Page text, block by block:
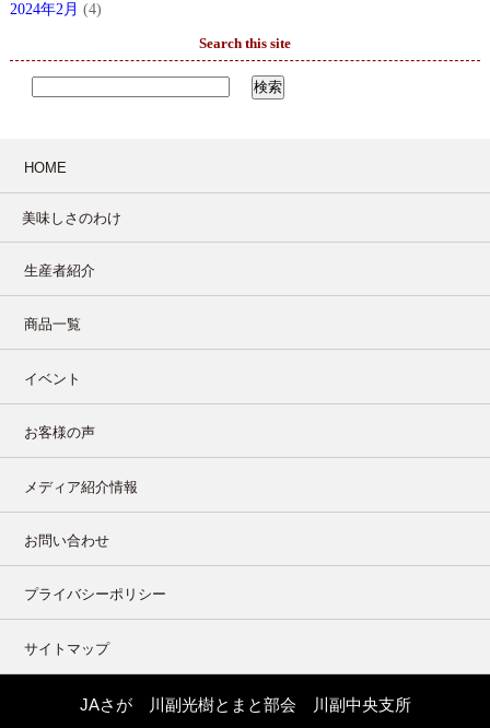
2024年2月 (4)
Search this site
HOME
美味しさのわけ
生産者紹介
商品一覧
イベント
お客様の声
メディア紹介情報
お問い合わせ
プライバシーポリシー
サイトマップ
JAさが 川副光樹とまと部会 川副中央支所